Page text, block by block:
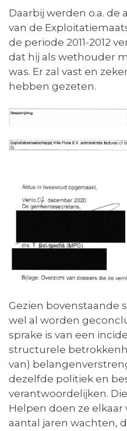
Daarbij werden o.a.
van de
de periode 2011-2012
dat hij als wethouder
was. Er zal vast en
hebben gezeten.
Gezien bovenstaande
wel al worden
sprake is van een
structurele
van)
dezelfde politiek en
verantwoordelijken.
Helpen doen ze
aantal jaren wachten,